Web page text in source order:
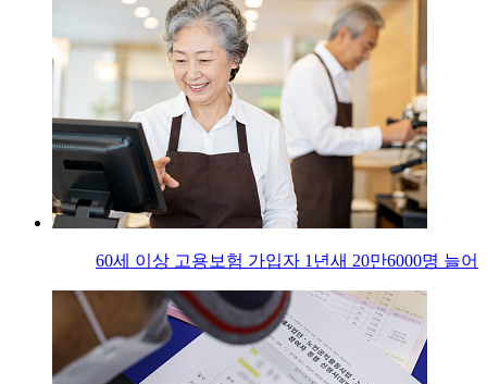
60세 이상 고용보험 가입자 1년새 20만6000명 늘어